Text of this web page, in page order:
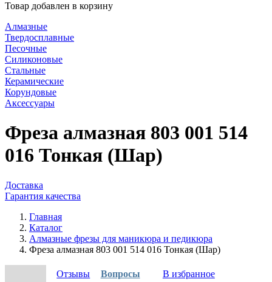
Товар добавлен в корзину
Алмазные
Твердосплавные
Песочные
Силиконовые
Стальные
Керамические
Корундовые
Аксессуары
Фреза алмазная 803 001 514
016 Тонкая (Шар)
Доставка
Гарантия качества
Главная
Каталог
Алмазные фрезы для маникюра и педикюра
Фреза алмазная 803 001 514 016 Тонкая (Шар)
Отзывы Вопросы
В избранное